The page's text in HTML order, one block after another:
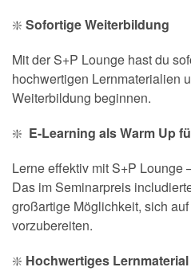
❇️ Sofortige Weiterbildung
Mit der S+P Lounge hast du
hochwertigen Lernmaterialien
Weiterbildung beginnen.
❇️ E-Learning als Warm Up
Lerne effektiv mit S+P Lounge
Das im Seminarpreis
großartige Möglichkeit, sich
vorzubereiten.
❇️ Hochwertiges Lernmaterial